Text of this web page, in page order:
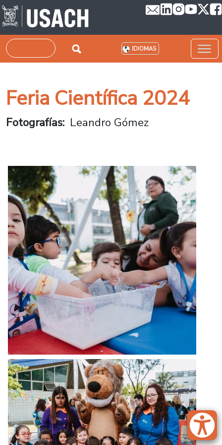
Pasar al contenido principal
Buscar IDIOMAS
Feria Científica 2024
Fotografías Leandro Gómez